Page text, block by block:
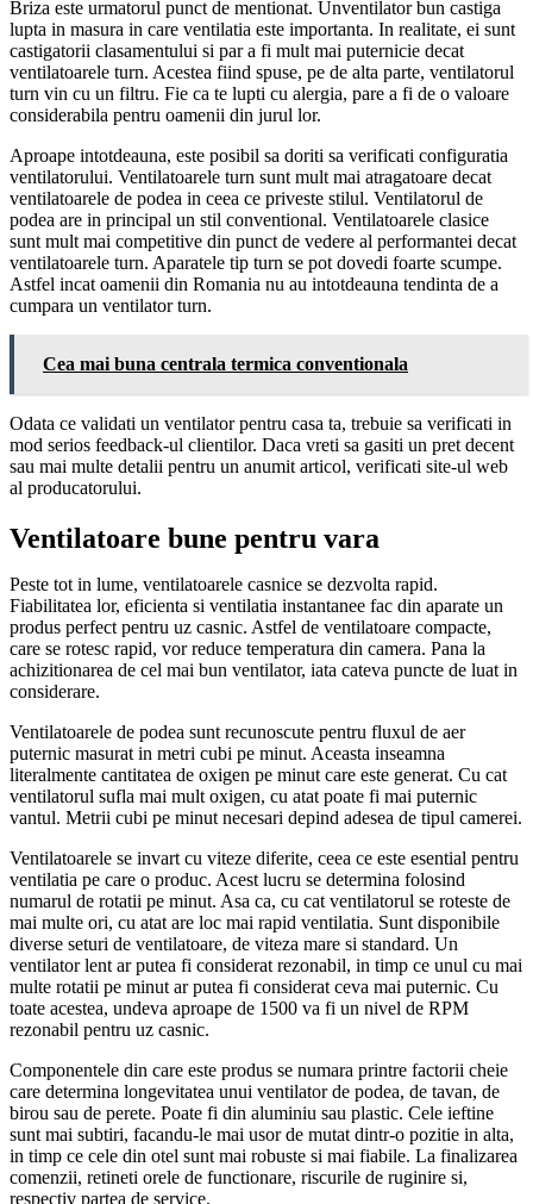
Briza este urmatorul punct de mentionat. Unventilator bun castiga
lupta in masura in care ventilatia este importanta. In realitate, ei sunt
castigatorii clasamentului si par a fi mult mai puternicie decat
ventilatoarele turn. Acestea fiind spuse, pe de alta parte, ventilatorul
turn vin cu un filtru. Fie ca te lupti cu alergia, pare a fi de o valoare
considerabila pentru oamenii din jurul lor.
Aproape intotdeauna, este posibil sa doriti sa verificati configuratia
ventilatorului. Ventilatoarele turn sunt mult mai atragatoare decat
ventilatoarele de podea in ceea ce priveste stilul. Ventilatorul de
podea are in principal un stil conventional. Ventilatoarele clasice
sunt mult mai competitive din punct de vedere al performantei decat
ventilatoarele turn. Aparatele tip turn se pot dovedi foarte scumpe.
Astfel incat oamenii din Romania nu au intotdeauna tendinta de a
cumpara un ventilator turn.
Cea mai buna centrala termica conventionala
Odata ce validati un ventilator pentru casa ta, trebuie sa verificati in
mod serios feedback-ul clientilor. Daca vreti sa gasiti un pret decent
sau mai multe detalii pentru un anumit articol, verificati site-ul web
al producatorului.
Ventilatoare bune pentru vara
Peste tot in lume, ventilatoarele casnice se dezvolta rapid.
Fiabilitatea lor, eficienta si ventilatia instantanee fac din aparate un
produs perfect pentru uz casnic. Astfel de ventilatoare compacte,
care se rotesc rapid, vor reduce temperatura din camera. Pana la
achizitionarea de cel mai bun ventilator, iata cateva puncte de luat in
considerare.
Ventilatoarele de podea sunt recunoscute pentru fluxul de aer
puternic masurat in metri cubi pe minut. Aceasta inseamna
literalmente cantitatea de oxigen pe minut care este generat. Cu cat
ventilatorul sufla mai mult oxigen, cu atat poate fi mai puternic
vantul. Metrii cubi pe minut necesari depind adesea de tipul camerei.
Ventilatoarele se invart cu viteze diferite, ceea ce este esential pentru
ventilatia pe care o produc. Acest lucru se determina folosind
numarul de rotatii pe minut. Asa ca, cu cat ventilatorul se roteste de
mai multe ori, cu atat are loc mai rapid ventilatia. Sunt disponibile
diverse seturi de ventilatoare, de viteza mare si standard. Un
ventilator lent ar putea fi considerat rezonabil, in timp ce unul cu mai
multe rotatii pe minut ar putea fi considerat ceva mai puternic. Cu
toate acestea, undeva aproape de 1500 va fi un nivel de RPM
rezonabil pentru uz casnic.
Componentele din care este produs se numara printre factorii cheie
care determina longevitatea unui ventilator de podea, de tavan, de
birou sau de perete. Poate fi din aluminiu sau plastic. Cele ieftine
sunt mai subtiri, facandu-le mai usor de mutat dintr-o pozitie in alta,
in timp ce cele din otel sunt mai robuste si mai fiabile. La finalizarea
comenzii, retineti orele de functionare, riscurile de ruginire si,
respectiv partea de service.